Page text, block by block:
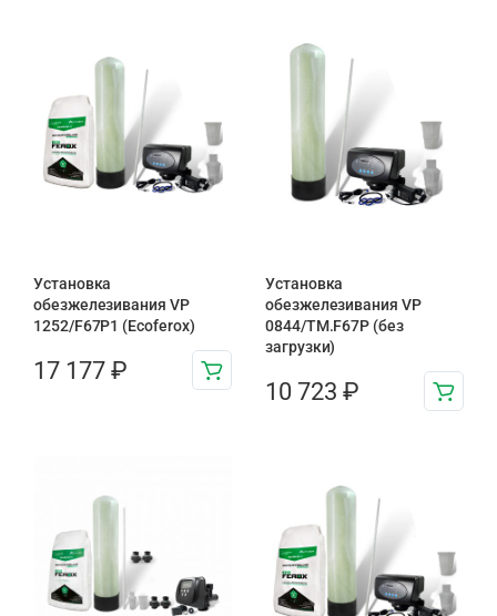
Установка
обезжелезивания VP
1252/F67P1 (Ecoferox)
17 177 ₽
Установка
обезжелезивания VP
0844/TM.F67P (без
загрузки)
10 723 ₽